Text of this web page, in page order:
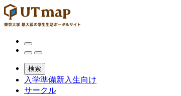
検索
入学準備新入生向け
サークル